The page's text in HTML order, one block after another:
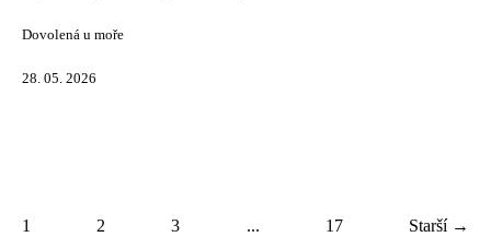
Dovolená u moře
28. 05. 2026
1 2 3 ... 17 Starší →